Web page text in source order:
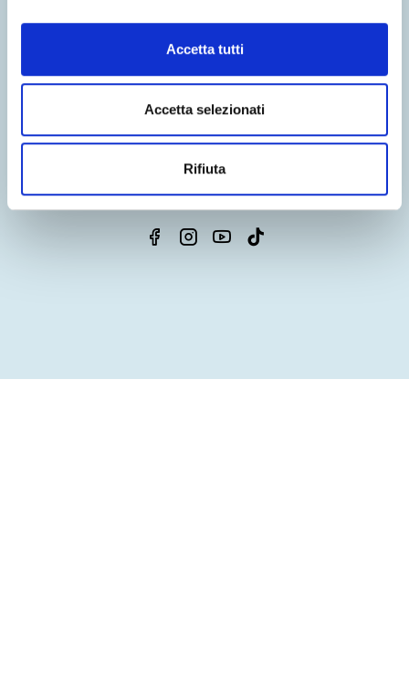
Accetta tutti
Accetta selezionati
Rifiuta
PARTNERS